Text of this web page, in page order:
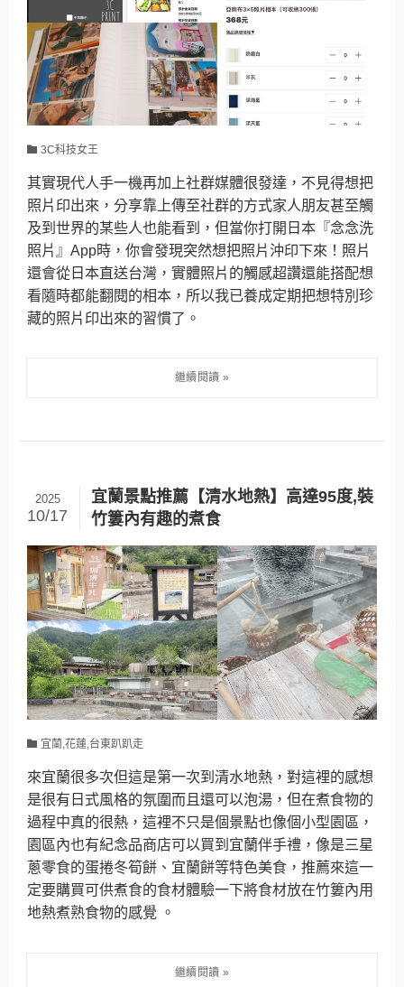
3C科技女王
其實現代人手一機再加上社群媒體很發達，不見得想把
照片印出來，分享靠上傳至社群的方式家人朋友甚至觸
及到世界的某些人也能看到，但當你打開日本『念念洗
照片』App時，你會發現突然想把照片沖印下來！照片
還會從日本直送台灣，實體照片的觸感超讚還能搭配想
看隨時都能翻閱的相本，所以我已養成定期把想特別珍
藏的照片印出來的習慣了。
宜蘭景點推薦【清水地熱】高達95度,裝
竹簍內有趣的煮食
2025
10/17
宜蘭,花蓮,台東趴趴走
來宜蘭很多次但這是第一次到清水地熱，對這裡的感想
是很有日式風格的氛圍而且還可以泡湯，但在煮食物的
過程中真的很熱，這裡不只是個景點也像個小型園區，
園區內也有紀念品商店可以買到宜蘭伴手禮，像是三星
蔥零食的蛋捲冬筍餅、宜蘭餅等特色美食，推薦來這一
定要購買可供煮食的食材體驗一下將食材放在竹簍內用
地熱煮熟食物的感覺 。